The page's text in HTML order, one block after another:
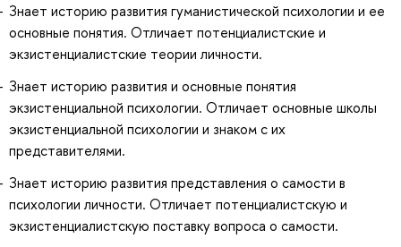
Знает историю развития гуманистической психологии и ее
основные понятия. Отличает потенциалистские и
экзистенциалистские теории личности.
Знает историю развития и основные понятия
экзистенциальной психологии. Отличает основные школы
экзистенциальной психологии и знаком с их
представителями.
Знает историю развития представления о самости в
психологии личности. Отличает потенциалистскую и
экзистенциалистскую поставку вопроса о самости.